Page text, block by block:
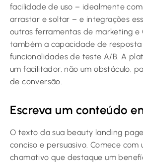
facilidade de uso – idealmente
arrastar e soltar – e integrações
outras ferramentas de marketing e
também a capacidade de resposta
funcionalidades de teste A/B. A
um facilitador, não um obstáculo,
de conversão.
Escreva um conteúdo
O texto da sua beauty landing
conciso e persuasivo. Comece com
chamativo que destaque um